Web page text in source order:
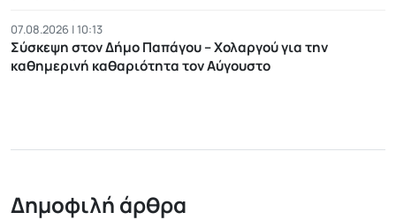
07.08.2026 | 10:13
Σύσκεψη στον Δήμο Παπάγου – Χολαργού για την
καθημερινή καθαριότητα τον Αύγουστο
Δημοφιλή άρθρα